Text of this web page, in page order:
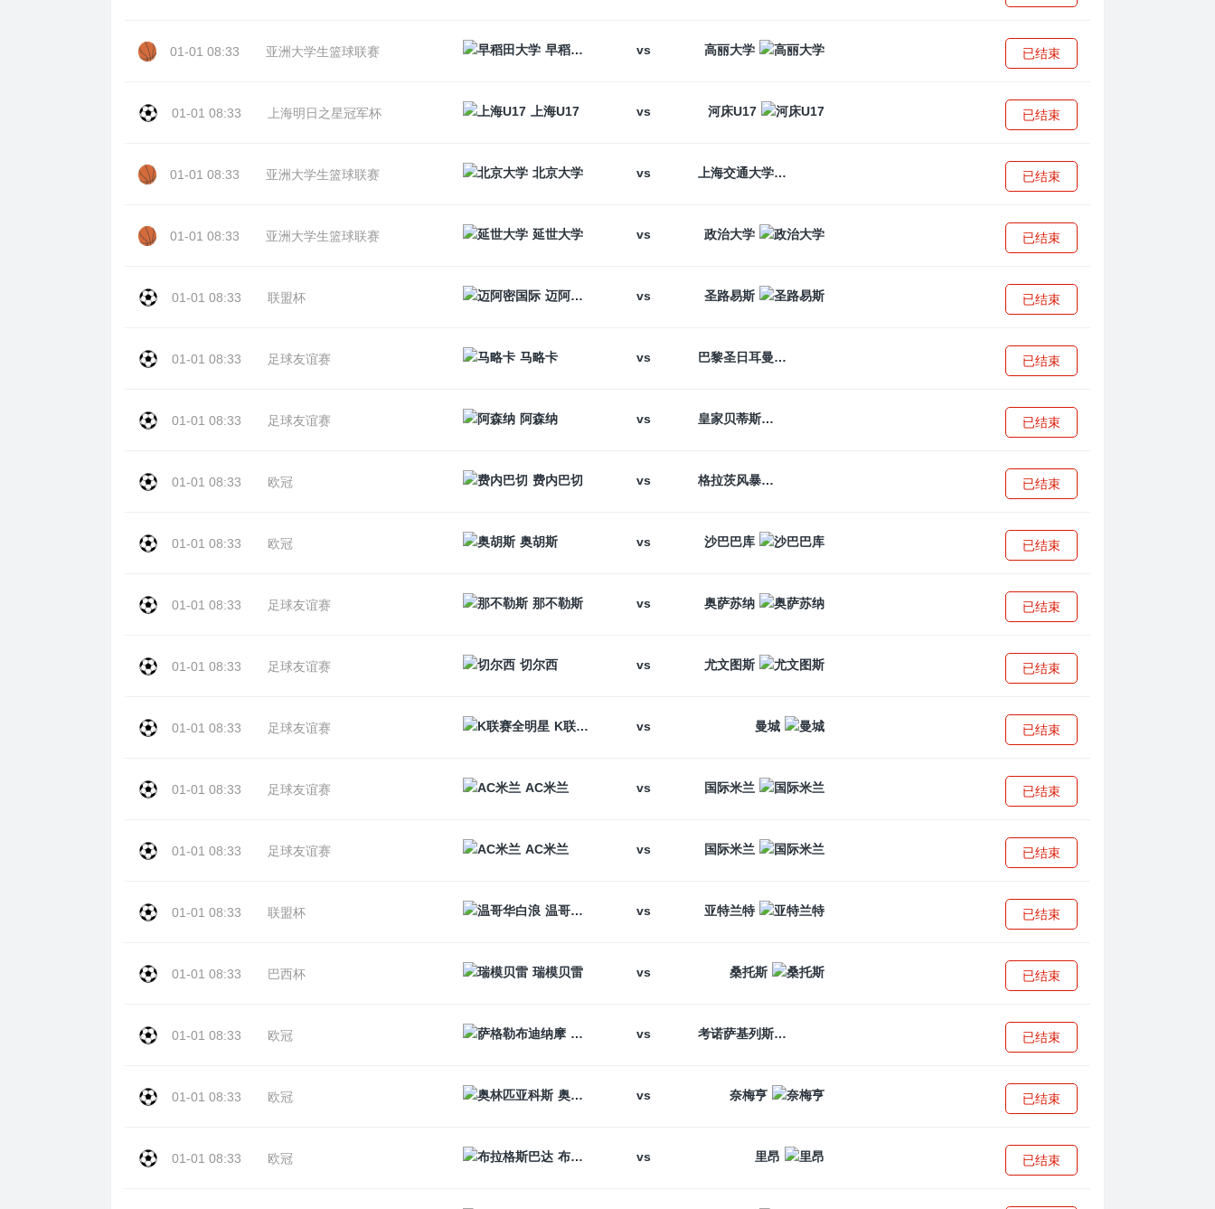
01-01 08:33 亚洲大学生篮球联赛 早稻田大学 vs 高丽大学 已结束
01-01 08:33 上海明日之星冠军杯 上海U17 vs 河床U17 已结束
01-01 08:33 亚洲大学生篮球联赛 北京大学 vs 上海交通大学 已结束
01-01 08:33 亚洲大学生篮球联赛 延世大学 vs 政治大学 已结束
01-01 08:33 联盟杯 迈阿密国际 vs 圣路易斯 已结束
01-01 08:33 足球友谊赛 马略卡 vs 巴黎圣日耳曼 已结束
01-01 08:33 足球友谊赛 阿森纳 vs 皇家贝蒂斯 已结束
01-01 08:33 欧冠 费内巴切 vs 格拉茨风暴 已结束
01-01 08:33 欧冠 奥胡斯 vs 沙巴巴库 已结束
01-01 08:33 足球友谊赛 那不勒斯 vs 奥萨苏纳 已结束
01-01 08:33 足球友谊赛 切尔西 vs 尤文图斯 已结束
01-01 08:33 足球友谊赛 K联赛全明星 vs 曼城 已结束
01-01 08:33 足球友谊赛 AC米兰 vs 国际米兰 已结束
01-01 08:33 足球友谊赛 AC米兰 vs 国际米兰 已结束
01-01 08:33 联盟杯 温哥华白浪 vs 亚特兰特 已结束
01-01 08:33 巴西杯 瑞模贝雷 vs 桑托斯 已结束
01-01 08:33 欧冠 萨格勒布迪纳摩
vs 考诺萨基列斯 已结束
01-01 08:33 欧冠 奥林匹亚科斯 vs 奈梅亨 已结束
01-01 08:33 欧冠 布拉格斯巴达 vs 里昂 已结束